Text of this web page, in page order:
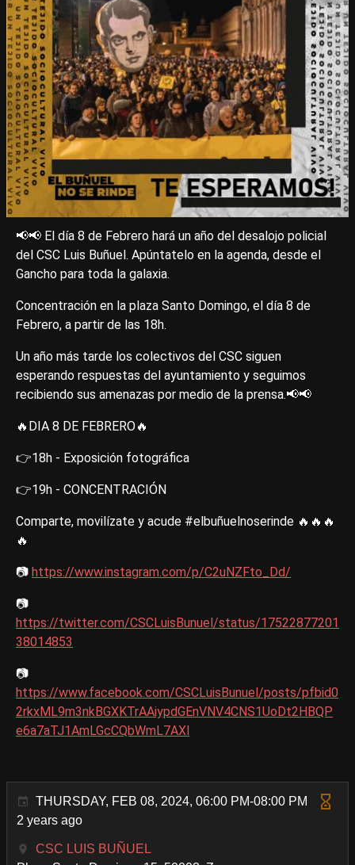
📢📢 El día 8 de Febrero hará un año del desalojo policial
del CSC Luis Buñuel. Apúntatelo en la agenda, desde el
Gancho para toda la galaxia.
Concentración en la plaza Santo Domingo, el día 8 de
Febrero, a partir de las 18h.
Un año más tarde los colectivos del CSC siguen
esperando respuestas del ayuntamiento y seguimos
recibiendo sus amenazas por medio de la prensa.📢📢
🔥DIA 8 DE FEBRERO🔥
👉18h - Exposición fotográfica
👉19h - CONCENTRACIÓN
Comparte, movilízate y acude #elbuñuelnoserinde 🔥🔥🔥
🔥
📷 https://www.instagram.com/p/C2uNZFto_Dd/
📷
https://twitter.com/CSCLuisBunuel/status/17522877201
38014853
📷
https://www.facebook.com/CSCLuisBunuel/posts/pfbid0
2rkxML9m3nkBGXKTrAAiypdGEnVNV4CNS1UoDt2HBQP
e6a7aTJ1AmLGcCQbWmL7AXl
THURSDAY, FEB 08, 2024, 06:00 PM-08:00 PM
2 years ago
CSC LUIS BUÑUEL